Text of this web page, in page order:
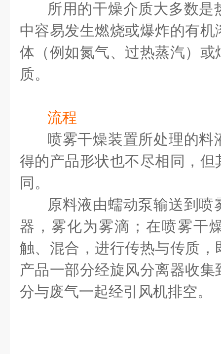
所用的干燥介质大多数是
中容易发生燃烧或爆炸的有
体（例如氮气、过热蒸汽）
质。
流程
喷雾干燥装置所处理的料
得的产品形状也不尽相同，
同。
原料液由蠕动泵输送到喷
器，雾化为雾滴；在喷雾干
触、混合，进行传热与传质
产品一部分经旋风分离器收
分与废气一起经引风机排空。